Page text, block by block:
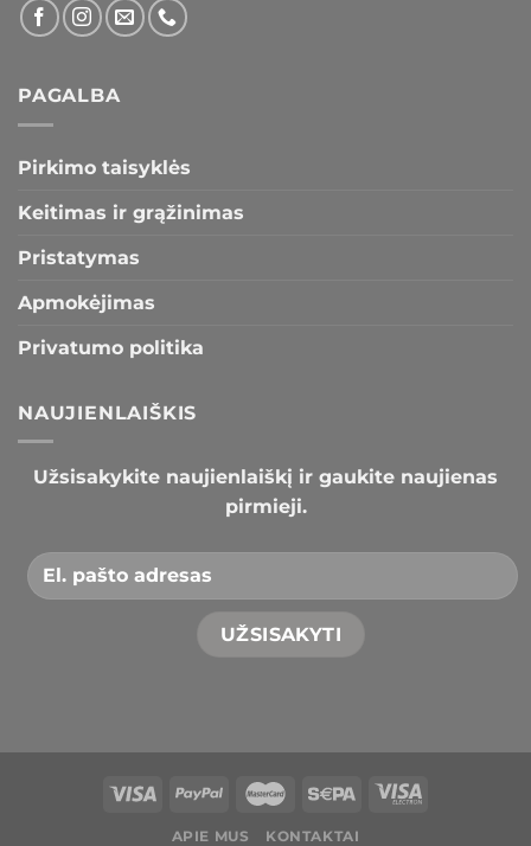
PAGALBA
Pirkimo taisyklės
Keitimas ir grąžinimas
Pristatymas
Apmokėjimas
Privatumo politika
NAUJIENLAIŠKIS
Užsisakykite naujienlaiškį ir gaukite naujienas
pirmieji.
APIE MUS KONTAKTAI